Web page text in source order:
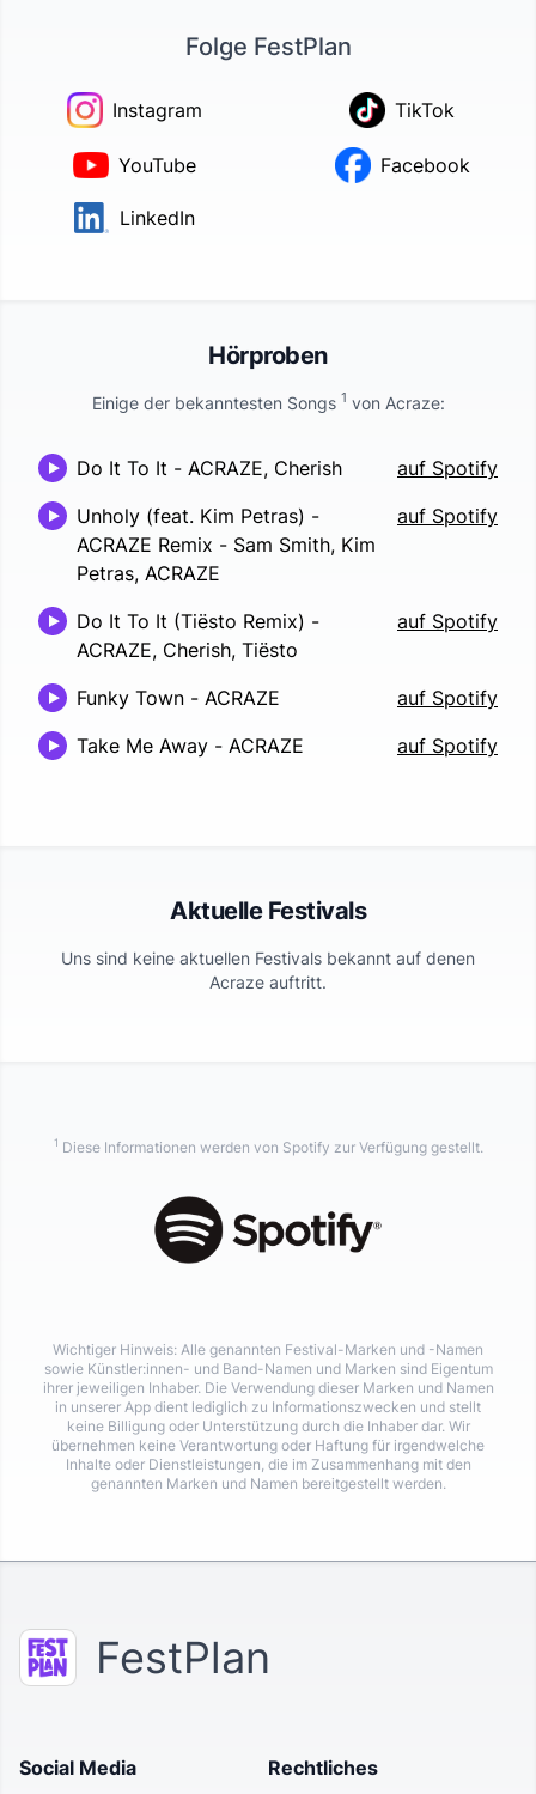
Folge FestPlan
Instagram TikTok
YouTube Facebook
LinkedIn
Hörproben
Einige der bekanntesten Songs 1 von Acraze:
Do It To It - ACRAZE, Cherish
auf Spotify
Unholy (feat. Kim Petras) -
ACRAZE Remix - Sam Smith, Kim
Petras, ACRAZE
auf Spotify
Do It To It (Tiësto Remix) -
ACRAZE, Cherish, Tiësto
auf Spotify
Funky Town - ACRAZE
auf Spotify
Take Me Away - ACRAZE auf Spotify
Aktuelle Festivals
Uns sind keine aktuellen Festivals bekannt auf denen
Acraze auftritt.
1 Diese Informationen werden von Spotify zur Verfügung gestellt.
Wichtiger Hinweis: Alle genannten Festival-Marken und -Namen
sowie Künstler:innen- und Band-Namen und Marken sind Eigentum
ihrer jeweiligen Inhaber. Die Verwendung dieser Marken und Namen
in unserer App dient lediglich zu Informationszwecken und stellt
keine Billigung oder Unterstützung durch die Inhaber dar. Wir
übernehmen keine Verantwortung oder Haftung für irgendwelche
Inhalte oder Dienstleistungen, die im Zusammenhang mit den
genannten Marken und Namen bereitgestellt werden.
FestPlan
Social Media Rechtliches